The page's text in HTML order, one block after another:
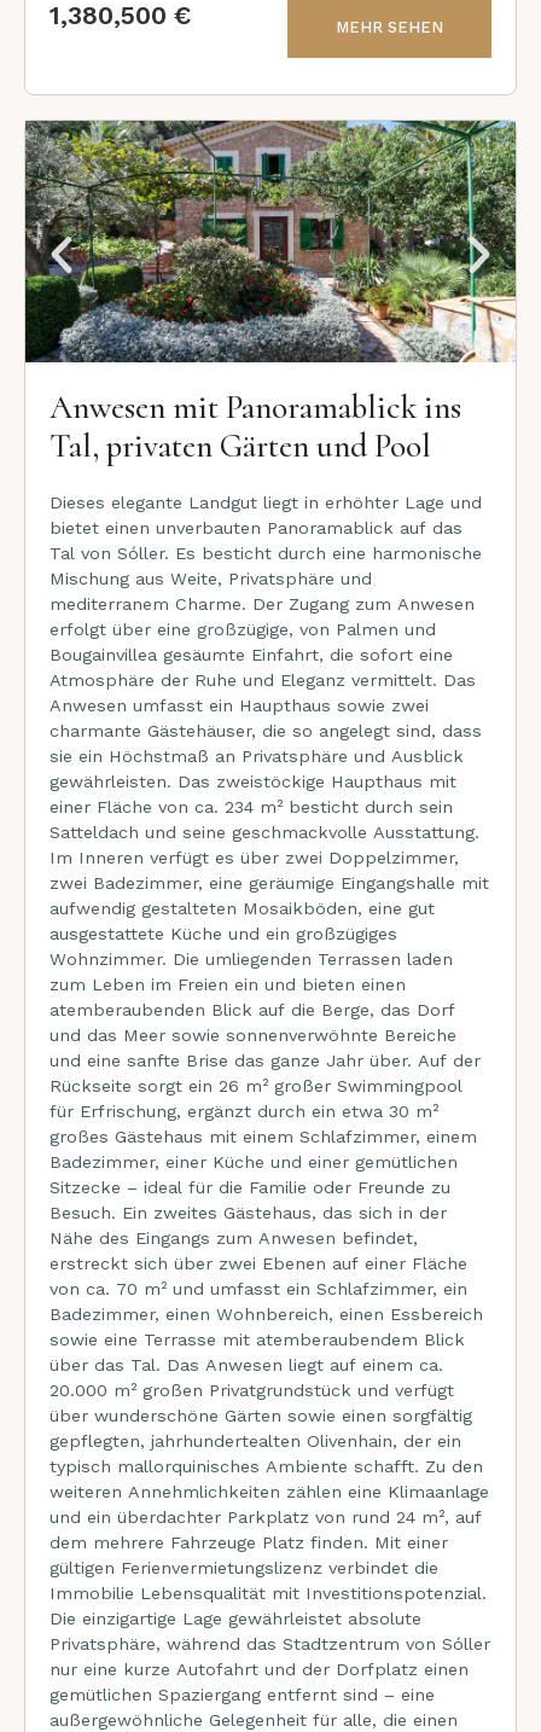
1,380,500 € MEHR SEHEN
Anwesen mit Panoramablick ins
Tal, privaten Gärten und Pool
Dieses elegante Landgut liegt in erhöhter Lage und
bietet einen unverbauten Panoramablick auf das
Tal von Sóller. Es besticht durch eine harmonische
Mischung aus Weite, Privatsphäre und
mediterranem Charme. Der Zugang zum Anwesen
erfolgt über eine großzügige, von Palmen und
Bougainvillea gesäumte Einfahrt, die sofort eine
Atmosphäre der Ruhe und Eleganz vermittelt. Das
Anwesen umfasst ein Haupthaus sowie zwei
charmante Gästehäuser, die so angelegt sind, dass
sie ein Höchstmaß an Privatsphäre und Ausblick
gewährleisten. Das zweistöckige Haupthaus mit
einer Fläche von ca. 234 m² besticht durch sein
Satteldach und seine geschmackvolle Ausstattung.
Im Inneren verfügt es über zwei Doppelzimmer,
zwei Badezimmer, eine geräumige Eingangshalle mit
aufwendig gestalteten Mosaikböden, eine gut
ausgestattete Küche und ein großzügiges
Wohnzimmer. Die umliegenden Terrassen laden
zum Leben im Freien ein und bieten einen
atemberaubenden Blick auf die Berge, das Dorf
und das Meer sowie sonnenverwöhnte Bereiche
und eine sanfte Brise das ganze Jahr über. Auf der
Rückseite sorgt ein 26 m² großer Swimmingpool
für Erfrischung, ergänzt durch ein etwa 30 m²
großes Gästehaus mit einem Schlafzimmer, einem
Badezimmer, einer Küche und einer gemütlichen
Sitzecke – ideal für die Familie oder Freunde zu
Besuch. Ein zweites Gästehaus, das sich in der
Nähe des Eingangs zum Anwesen befindet,
erstreckt sich über zwei Ebenen auf einer Fläche
von ca. 70 m² und umfasst ein Schlafzimmer, ein
Badezimmer, einen Wohnbereich, einen Essbereich
sowie eine Terrasse mit atemberaubendem Blick
über das Tal. Das Anwesen liegt auf einem ca.
20.000 m² großen Privatgrundstück und verfügt
über wunderschöne Gärten sowie einen sorgfältig
gepflegten, jahrhundertealten Olivenhain, der ein
typisch mallorquinisches Ambiente schafft. Zu den
weiteren Annehmlichkeiten zählen eine Klimaanlage
und ein überdachter Parkplatz von rund 24 m², auf
dem mehrere Fahrzeuge Platz finden. Mit einer
gültigen Ferienvermietungslizenz verbindet die
Immobilie Lebensqualität mit Investitionspotenzial.
Die einzigartige Lage gewährleistet absolute
Privatsphäre, während das Stadtzentrum von Sóller
nur eine kurze Autofahrt und der Dorfplatz einen
gemütlichen Spaziergang entfernt sind – eine
außergewöhnliche Gelegenheit für alle, die einen